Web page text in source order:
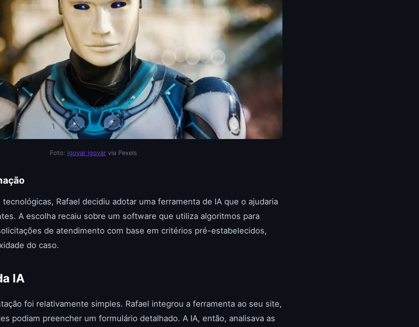
Foto: igovar igovar via Pexels
Rafael decidiu adotar uma ferramenta de IA que o ajudaria
A escolha recaiu sobre um software que utiliza algoritmos para
de atendimento com base em critérios pré-estabelecidos,
do caso.
IA
foi relativamente simples. Rafael integrou a ferramenta ao seu site,
podiam preencher um formulário detalhado. A IA, então, analisava as